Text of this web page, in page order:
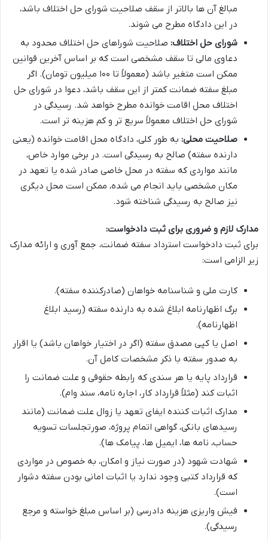
مبالغ آن ها بالاتر از سقف صلاحیت شورای حل اختلاف باشد،
در این دادگاه مطرح می شوند.
شورای حل اختلاف: صلاحیت شوراهای حل اختلاف محدود به
دعاوی مالی تا سقف مشخصی است که بر اساس آخرین قوانین
ممکن است متغیر باشد (معمولاً تا ۱۰۰ میلیون تومان). اگر
مبلغ سفته ضمانت کمتر از این سقف باشد، دعوا در شورای حل
اختلاف محل اقامت خوانده مطرح خواهد شد. رسیدگی در
شورای حل اختلاف معمولاً سریع تر و کم هزینه تر است.
صلاحیت محلی: به طور کلی، دادگاه محل اقامت خوانده (یعنی
دارنده سفته) صالح به رسیدگی است. در برخی موارد خاص،
مانند مواردی که سفته در محل خاصی صادر شده یا تعهد در
مکان مشخصی باید انجام می شده، ممکن است محل دیگری
نیز صالح به رسیدگی شناخته شود.
مدارک لازم و ضروری برای ثبت دادخواست:
برای ثبت دادخواست استرداد سفته ضمانت، جمع آوری و ارائه مدارک
زیر الزامی است:
کارت ملی و شناسنامه خواهان (صادرکننده سفته).
برگ اظهارنامه ابلاغ شده به دارنده سفته (رسید ابلاغ
اظهارنامه).
اصل یا کپی مصدق سفته (اگر در اختیار خواهان باشد) یا اقرار
به صدور سفته با ذکر مشخصات کامل آن.
قرارداد پایه یا هر سندی که رابطه حقوقی و علت ضمانت را
اثبات کند (مثلاً قرارداد کار، اجاره نامه، سند وام).
مدارک اثبات کننده ایفای تعهد یا زوال علت ضمانت (مانند
رسیدهای بانکی، گواهی اتمام پروژه، صورتجلسات تسویه
حساب، نامه ها، ایمیل ها، پیامک ها).
شهادت شهود (در صورت نیاز و امکان، به خصوص در مواردی
که قرارداد کتبی وجود ندارد یا اثبات امانی بودن سفته دشوار
است).
فیش واریزی هزینه دادرسی (بر اساس مبلغ خواسته و مرجع
رسیدگی).